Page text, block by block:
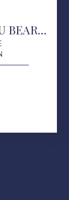
CABINET IMMOBILIER DU BEARN DES GAVES